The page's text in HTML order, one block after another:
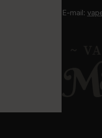
E-mail: